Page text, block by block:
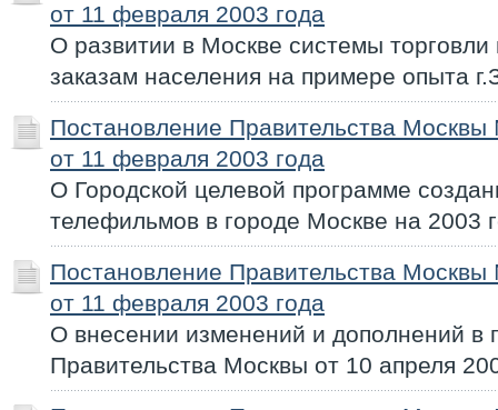
от 11 февраля 2003 года
О развитии в Москве системы
заказам населения на примере опыта
Постановление Правительства
от 11 февраля 2003 года
О Городской целевой программе
телефильмов в городе Москве на 2003
Постановление Правительства
от 11 февраля 2003 года
О внесении изменений и дополнений в
Правительства Москвы от 10 апреля